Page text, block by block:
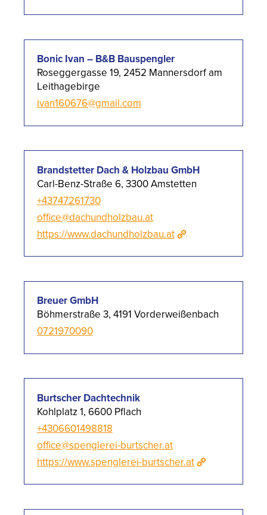
Bonic Ivan – B&B Bauspengler
Roseggergasse 19, 2452 Mannersdorf am
Leithagebirge
ivan160676@gmail.com
Brandstetter Dach & Holzbau GmbH
Carl-Benz-Straße 6, 3300 Amstetten
+43747261730
office@dachundholzbau.at
https://www.dachundholzbau.at
Breuer GmbH
Böhmerstraße 3, 4191 Vorderweißenbach
0721970090
Burtscher Dachtechnik
Kohlplatz 1, 6600 Pflach
+4306601498818
office@spenglerei-burtscher.at
https://www.spenglerei-burtscher.at